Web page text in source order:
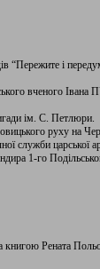
“Пережите і
вченого
ім. С. Петлюри.
руху на
служби царської
1-го
книгою Рената